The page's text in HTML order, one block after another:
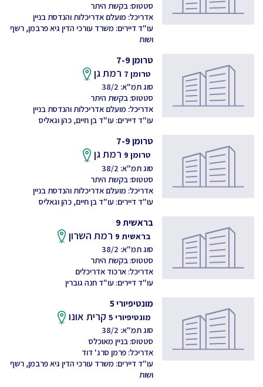
סטטוס: בקשת היתר
אדריכל: מועלם אדריכלות והנדסת בניין
עו"ד דיירים: משרד עורכי הדין גיא פרבמן, רשף
ושות
טרומן 7-9
טרומן 7 רמת גן
סוג תמ"א: 38/2
סטטוס: בקשת היתר
אדריכל: מועלם אדריכלות והנדסת בניין
עו"ד דיירים: עו"ד בן חיים, כהן וגאליס
טרומן 7-9
טרומן 9 רמת גן
סוג תמ"א: 38/2
סטטוס: בקשת היתר
אדריכל: מועלם אדריכלות והנדסת בניין
עו"ד דיירים: עו"ד בן חיים, כהן וגאליס
בראשית 9
בראשית 9 רמת השרון
סוג תמ"א: 38/2
סטטוס: בקשת היתר
אדריכל: ארכוד אדריכלים
עו"ד דיירים: עו"ד חנה גוברין
מונטיפיורי 5
מונטיפיורי 5 קרית אונו
סוג תמ"א: 38/2
סטטוס: בניין מאוכלס
אדריכל: פרמן סרג' דוד
עו"ד דיירים: משרד עורכי הדין גיא פרבמן, רשף
ושות